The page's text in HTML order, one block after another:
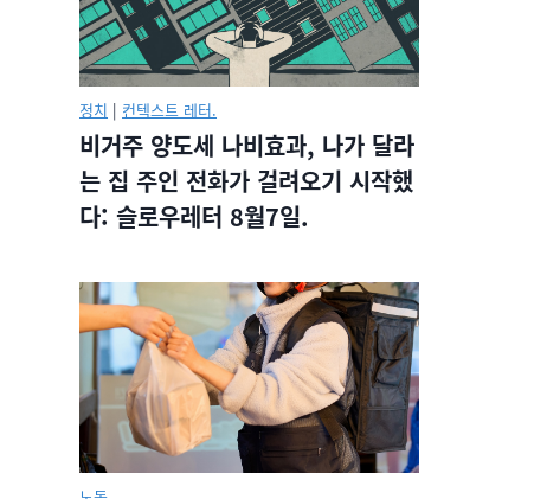
정치 | 컨텍스트 레터.
비거주 양도세 나비효과, 나가 달라
는 집 주인 전화가 걸려오기 시작했
다: 슬로우레터 8월7일.